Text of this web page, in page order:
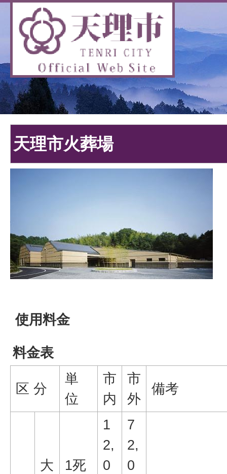
天理市火葬場
使用料金
料金表
区 分
単
位
市
内
市
外
備考
大
1死
1
2,
0
7
2,
0